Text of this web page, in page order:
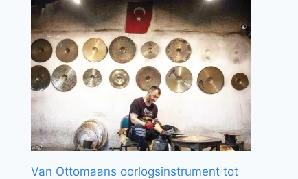
Van Ottomaans oorlogsinstrument tot